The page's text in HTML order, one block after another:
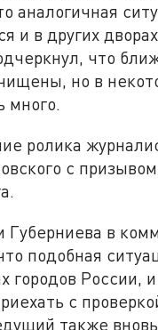
аналогичная
и в других
что
но в
много.
ролика
с
Губерниева в
подобная
городов России,
с
также